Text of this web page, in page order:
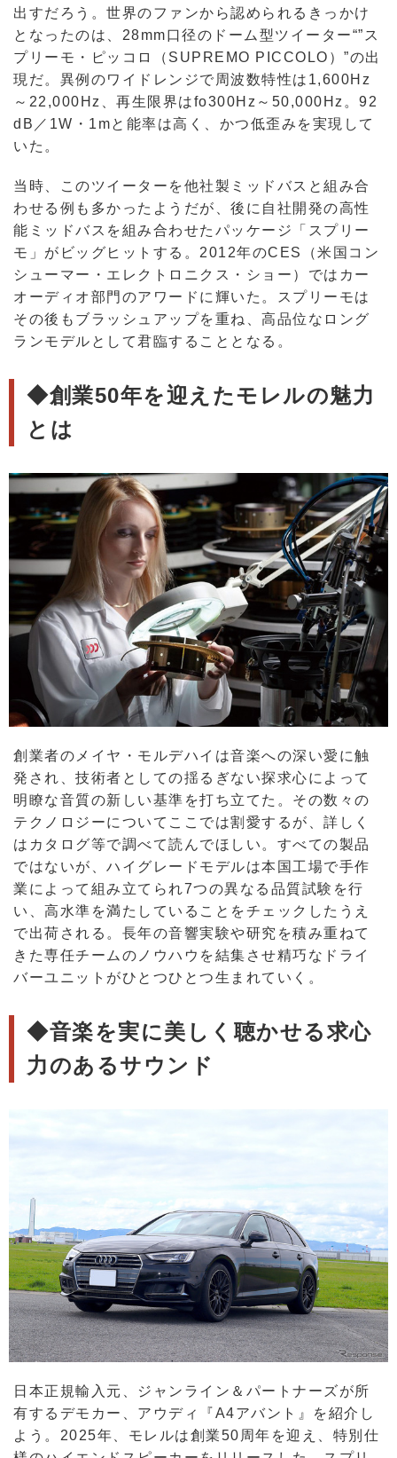
出すだろう。世界のファンから認められるきっかけ
となったのは、28mm口径のドーム型ツイーター“”ス
プリーモ・ピッコロ（SUPREMO PICCOLO）”の出
現だ。異例のワイドレンジで周波数特性は1,600Hz
～22,000Hz、再生限界はfo300Hz～50,000Hz。92
dB／1W・1mと能率は高く、かつ低歪みを実現して
いた。
当時、このツイーターを他社製ミッドバスと組み合
わせる例も多かったようだが、後に自社開発の高性
能ミッドバスを組み合わせたパッケージ「スプリー
モ」がビッグヒットする。2012年のCES（米国コン
シューマー・エレクトロニクス・ショー）ではカー
オーディオ部門のアワードに輝いた。スプリーモは
その後もブラッシュアップを重ね、高品位なロング
ランモデルとして君臨することとなる。
◆創業50年を迎えたモレルの魅力
とは
創業者のメイヤ・モルデハイは音楽への深い愛に触
発され、技術者としての揺るぎない探求心によって
明瞭な音質の新しい基準を打ち立てた。その数々の
テクノロジーについてここでは割愛するが、詳しく
はカタログ等で調べて読んでほしい。すべての製品
ではないが、ハイグレードモデルは本国工場で手作
業によって組み立てられ7つの異なる品質試験を行
い、高水準を満たしていることをチェックしたうえ
で出荷される。長年の音響実験や研究を積み重ねて
きた専任チームのノウハウを結集させ精巧なドライ
バーユニットがひとつひとつ生まれていく。
◆音楽を実に美しく聴かせる求心
力のあるサウンド
日本正規輸入元、ジャンライン＆パートナーズが所
有するデモカー、アウディ『A4アバント』を紹介し
よう。2025年、モレルは創業50周年を迎え、特別仕